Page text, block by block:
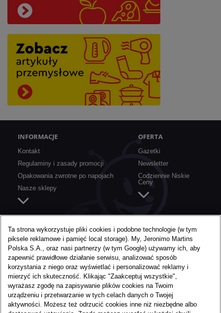
INFORMACJE
Kontakt
Regulaminy i zasady promocji
Opakowania zwrotne po napojach
Nasze sklepy
OFERTA
Gazetki
Newsletter
Codziennie Niskie
Ceny
SZYBKIE LINKI
Aplikacja mobilna
Karta Moja Biedronka
Konkursy i akcje specjalne
Nie marnujemy żywności
O BIEDRONCE
O nas
Media
Praca w Biedronce
Ta strona wykorzystuje pliki cookies i podobne technologie (w tym
piksele reklamowe i pamięć local storage). My, Jeronimo Martins
Polska S.A., oraz nasi partnerzy (w tym Google) używamy ich, aby
zapewnić prawidłowe działanie serwisu, analizować sposób
korzystania z niego oraz wyświetlać i personalizować reklamy i
mierzyć ich skuteczność. Klikając "Zaakceptuj wszystkie",
wyrażasz zgodę na zapisywanie plików cookies na Twoim
urządzeniu i przetwarzanie w tych celach danych o Twojej
aktywności. Możesz też odrzucić cookies inne niż niezbędne albo